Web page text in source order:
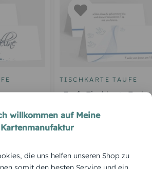
TISCHKARTE TAUFE
Taufe Tischkarte Taube
willkommen auf Meine
Kartenmanufaktur
die uns helfen unseren Shop zu
somit den besten Service und ein